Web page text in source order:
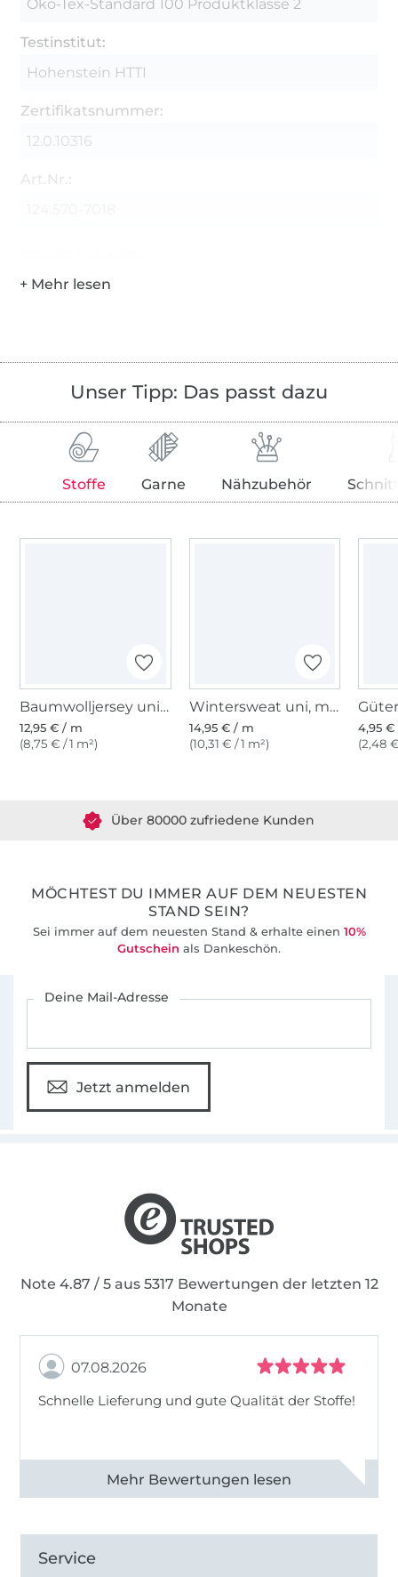
Öko-Tex-Standard 100 Produktklasse 2
Testinstitut:
Hohenstein HTTI
Zertifikatsnummer:
12.0.10316
Art.Nr.:
Unser Tipp: Das passt dazu
Stoffe Garne Nähzubehör
Baumwolljersey uni, magenta
12,95 € / m
(8,75 € / 1 m²)
Wintersweat uni, magenta
14,95 € / m
(10,31 € / 1 m²)
4,95 €
(2,48
MÖCHTEST DU IMMER AUF DEM NEUESTEN
STAND SEIN?
Sei immer auf dem neuesten Stand & erhalte einen 10%
Gutschein als Dankeschön.
Deine Mail-Adresse
Jetzt anmelden
Note 4.87 / 5 aus 5317 Bewertungen der letzten 12
Monate
07.08.2026
Schnelle Lieferung und gute Qualität der Stoffe!
Alle 82990 Bewertungen ansehen
Service